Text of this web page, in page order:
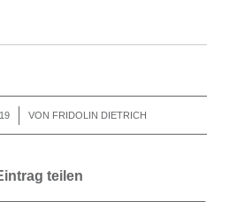
VON FRIDOLIN DIETRICH
teilen